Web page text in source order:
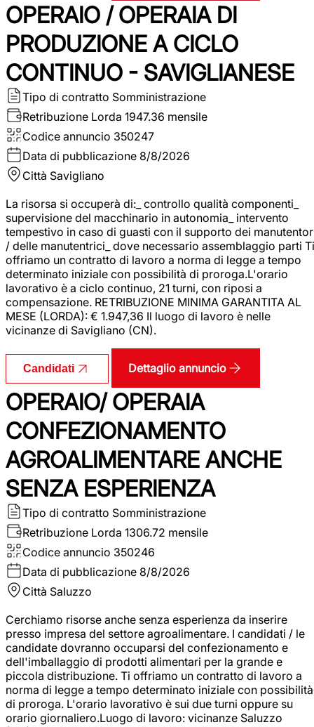
OPERAIO / OPERAIA DI
PRODUZIONE A CICLO
CONTINUO - SAVIGLIANESE
Tipo di contratto Somministrazione
Retribuzione Lorda 1947.36 mensile
Codice annuncio 350247
Data di pubblicazione 8/8/2026
Città Savigliano
La risorsa si occuperà di:_ controllo qualità componenti_
supervisione del macchinario in autonomia_ intervento
tempestivo in caso di guasti con il supporto dei
/ delle manutentrici_ dove necessario assemblaggio parti Ti
offriamo un contratto di lavoro a norma di legge a tempo
determinato iniziale con possibilità di proroga.L'orario
lavorativo è a ciclo continuo, 21 turni, con riposi a
compensazione. RETRIBUZIONE MINIMA GARANTITA AL
MESE (LORDA): € 1.947,36 Il luogo di lavoro è nelle
vicinanze di Savigliano (CN).
Candidati Dettaglio annuncio
OPERAIO/ OPERAIA
CONFEZIONAMENTO
AGROALIMENTARE ANCHE
SENZA ESPERIENZA
Tipo di contratto Somministrazione
Retribuzione Lorda 1306.72 mensile
Codice annuncio 350246
Data di pubblicazione 8/8/2026
Città Saluzzo
Cerchiamo risorse anche senza esperienza da inserire
presso impresa del settore agroalimentare. I candidati / le
candidate dovranno occuparsi del confezionamento e
dell'imballaggio di prodotti alimentari per la grande e
piccola distribuzione. Ti offriamo un contratto di lavoro a
norma di legge a tempo determinato iniziale con possibilità
di proroga. L'orario lavorativo è sui due turni oppure su
orario giornaliero.Luogo di lavoro: vicinanze Saluzzo